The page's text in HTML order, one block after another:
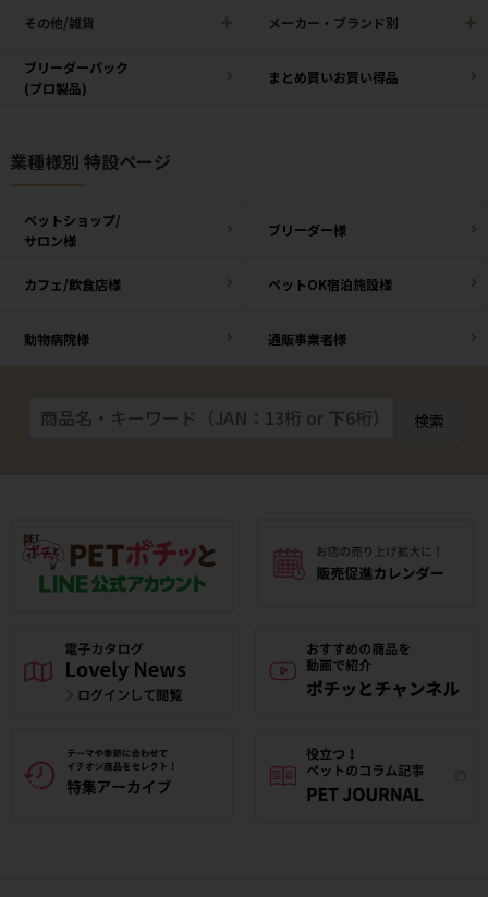
その他/雑貨 メーカー・ブランド別
ブリーダーパック
(プロ製品)
まとめ買いお買い得品
業種様別 特設ページ
ペットショップ/
サロン様
ブリーダー様
カフェ/飲食店様 ペットOK宿泊施設様
動物病院様 通販事業者様
検索